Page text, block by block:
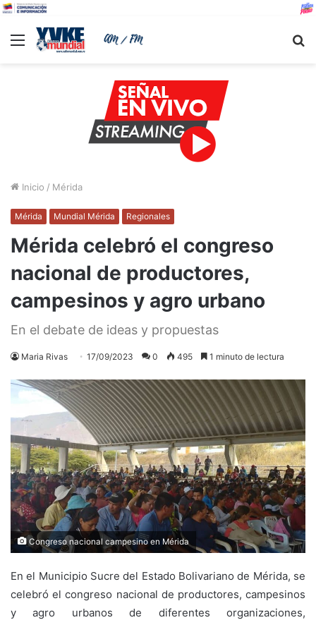
Menu
Inicio / Mérida
Mérida Mundial Mérida Regionales
Mérida celebró el congreso
nacional de productores,
campesinos y agro urbano
En el debate de ideas y propuestas
Maria Rivas 17/09/2023 0 495 1 minuto de lectura
Congreso nacional campesino en Mérida
En el Municipio Sucre del Estado Bolivariano de Mérida, se
celebró el congreso nacional de productores, campesinos
y agro urbanos de diferentes organizaciones,